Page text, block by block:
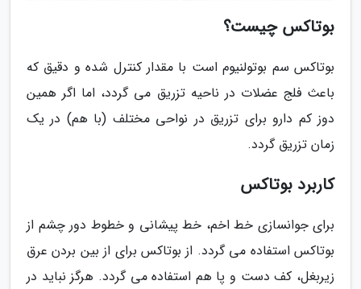
بوتاکس چیست؟
بوتاکس سم بوتولنیوم است با مقدار کنترل شده و دقیق که
باعث فلج عضلات در ناحیه تزریق می گردد، اما اگر همین
دوز کم دارو براى تزریق در نواحى مختلف (با هم) در یک
زمان تزریق گردد.
کاربرد بوتاکس
براى جوانسازى خط اخم، خط پیشانى و خطوط دور چشم از
بوتاکس استفاده می گردد. از بوتاکس براى از بین بردن عرق
زیربغل، کف دست و پا هم استفاده می گردد. هرگز نباید در